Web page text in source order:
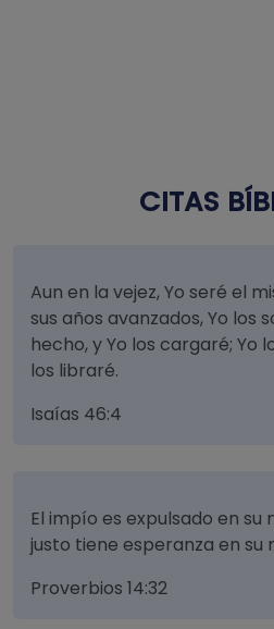
CITAS
Aun en la vejez, Yo seré el
sus años avanzados, Yo los
hecho, y Yo los cargaré; Yo
los libraré.
Isaías 46:4
El impío es expulsado en su
justo tiene esperanza en su
Proverbios 14:32